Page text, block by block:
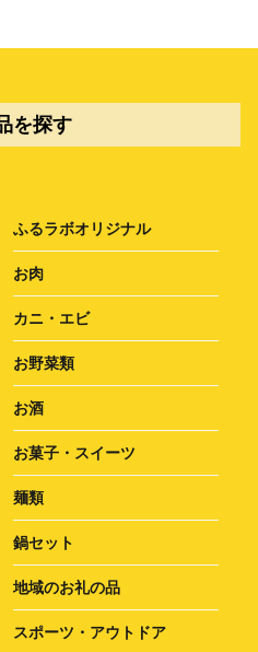
を探す
ふるラボオリジナル
お肉
カニ・エビ
お野菜類
お酒
お菓子・スイーツ
麺類
鍋セット
地域のお礼の品
スポーツ・アウトドア